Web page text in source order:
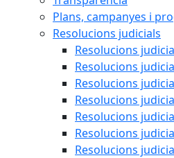
Plans, campanyes i
Resolucions judicials
Resolucions
Resolucions
Resolucions
Resolucions
Resolucions
Resolucions
Resolucions